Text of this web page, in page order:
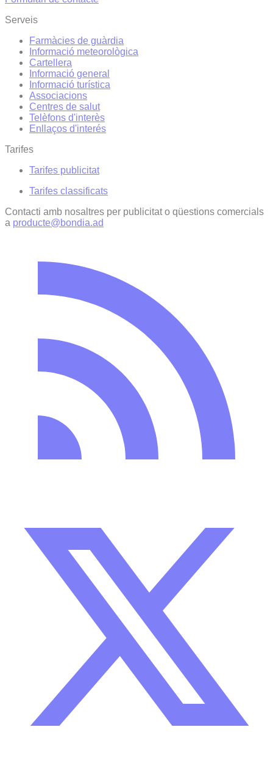
Serveis
Farmàcies de guàrdia
Informació meteorològica
Cartellera
Informació general
Informació turística
Associacions
Centres de salut
Telèfons d'interès
Enllaços d'interés
Tarifes
Tarifes publicitat
Tarifes classificats
Contacti amb nosaltres per publicitat o qüestions comercials
a producte@bondia.ad